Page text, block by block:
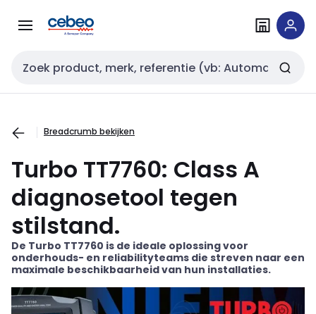
naar
naar
Zoekveld invoer
Breadcrumb bekijken
Turbo TT7760: Class A
diagnosetool tegen
stilstand.
De Turbo TT7760 is de ideale oplossing voor
onderhouds- en reliabilityteams die streven naar een
maximale beschikbaarheid van hun installaties.